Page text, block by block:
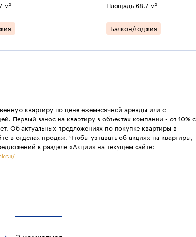
м² Площадь 68.7 м²
Балкон/лоджия
квартиру по цене ежемесячной аренды или с
Первый взнос на квартиру в объектах компании - от 10% с
Об актуальных предложениях по покупке квартиры в
в отделах продаж. Чтобы узнавать об акциях на квартиры,
в разделе «Акции» на текущем сайте:
.